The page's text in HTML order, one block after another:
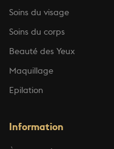
Soins du visage
Soins du corps
Beauté des Yeux
Maquillage
Epilation
Information